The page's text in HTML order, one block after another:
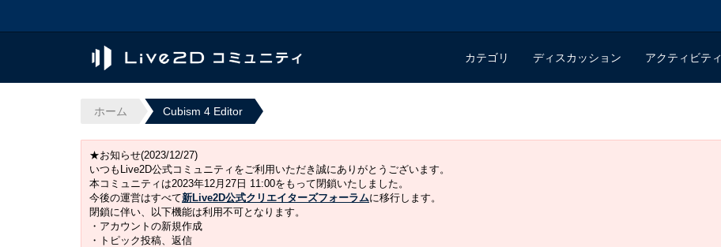
カテゴリ ディスカッション アクティビティ
ホーム Cubism 4 Editor
★お知らせ(2023/12/27)
いつもLive2D公式コミュニティをご利用いただき誠にありがとうございます。
本コミュニティは2023年12月27日 11:00をもって閉鎖いたしました。
今後の運営はすべて新Live2D公式クリエイターズフォーラムに移行します。
閉鎖に伴い、以下機能は利用不可となります。
・アカウントの新規作成
・トピック投稿、返信